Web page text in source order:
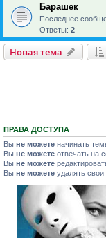
Барашек
Последнее
Ответы: 2
Новая тема
ПРАВА ДОСТУПА
Вы не можете начинать
Вы не можете отвечать на
Вы не можете
Вы не можете удалять